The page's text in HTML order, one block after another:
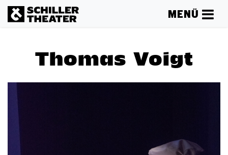
MENÜ
Thomas Voigt